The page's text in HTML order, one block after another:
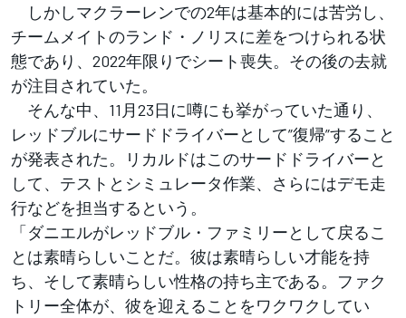
しかしマクラーレンでの2年は基本的には苦労し、
チームメイトのランド・ノリスに差をつけられる状
態であり、2022年限りでシート喪失。その後の去就
が注目されていた。
そんな中、11月23日に噂にも挙がっていた通り、
レッドブルにサードドライバーとして”復帰”すること
が発表された。リカルドはこのサードドライバーと
して、テストとシミュレータ作業、さらにはデモ走
行などを担当するという。
「ダニエルがレッドブル・ファミリーとして戻るこ
とは素晴らしいことだ。彼は素晴らしい才能を持
ち、そして素晴らしい性格の持ち主である。ファク
トリー全体が、彼を迎えることをワクワクしてい